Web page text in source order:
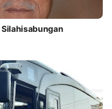
Silahisabungan